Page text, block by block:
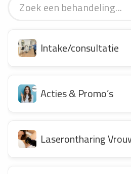
Intake/consultatie
Acties & Promo’s
Laserontharing